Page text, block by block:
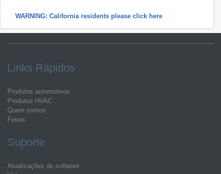
WARNING: California residents please click here
Links Rápidos
Produtos automotivos
Produtos HVAC
Quem somos
Feiras
Suporte
Atualizações de software